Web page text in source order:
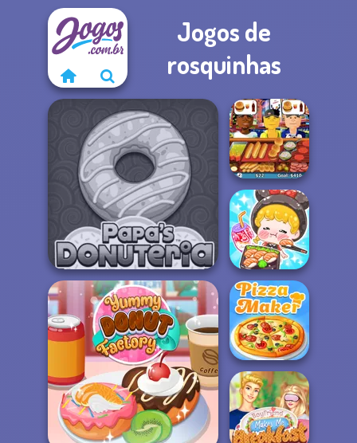
Jogos de
rosquinhas
Papa's Donuteria
Hot Dog Bush
ASMR Girl:
Livestream
Mukbang
The Pizza Maker